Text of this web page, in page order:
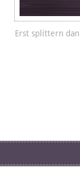
Erst splittern